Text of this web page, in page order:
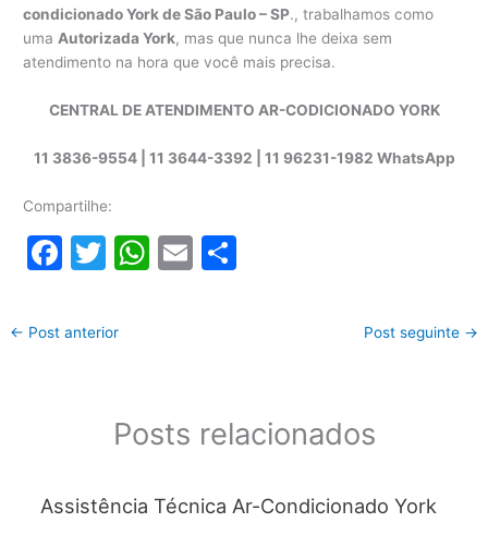
condicionado York de São Paulo – SP., trabalhamos como
umaAutorizada York, mas que nunca lhe deixa sem
atendimento na hora que você mais precisa.
CENTRAL DE ATENDIMENTO AR-CODICIONADO YORK
11 3836-9554 | 11 3644-3392 | 11 96231-1982 WhatsApp
Compartilhe:
F
c
k
T
itt
W
p
E
← Post anterior Post seguinte →
Posts relacionados
Assistência Técnica Ar-Condicionado York